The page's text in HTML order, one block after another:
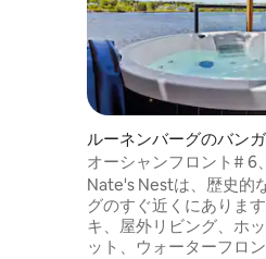
ルーネンバーグのバン
オーシャンフロント# 6
日、大きなデッキ、バ
ド2台
Nate's Nestは、歴史的
グのすぐ近くにありま
キ、屋外リビング、ホ
ット、ウォーターフロ